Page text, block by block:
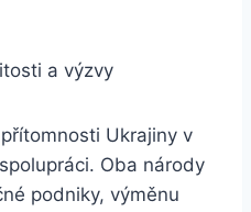
a výzvy
Ukrajiny v
Oba národy
podniky, výměnu